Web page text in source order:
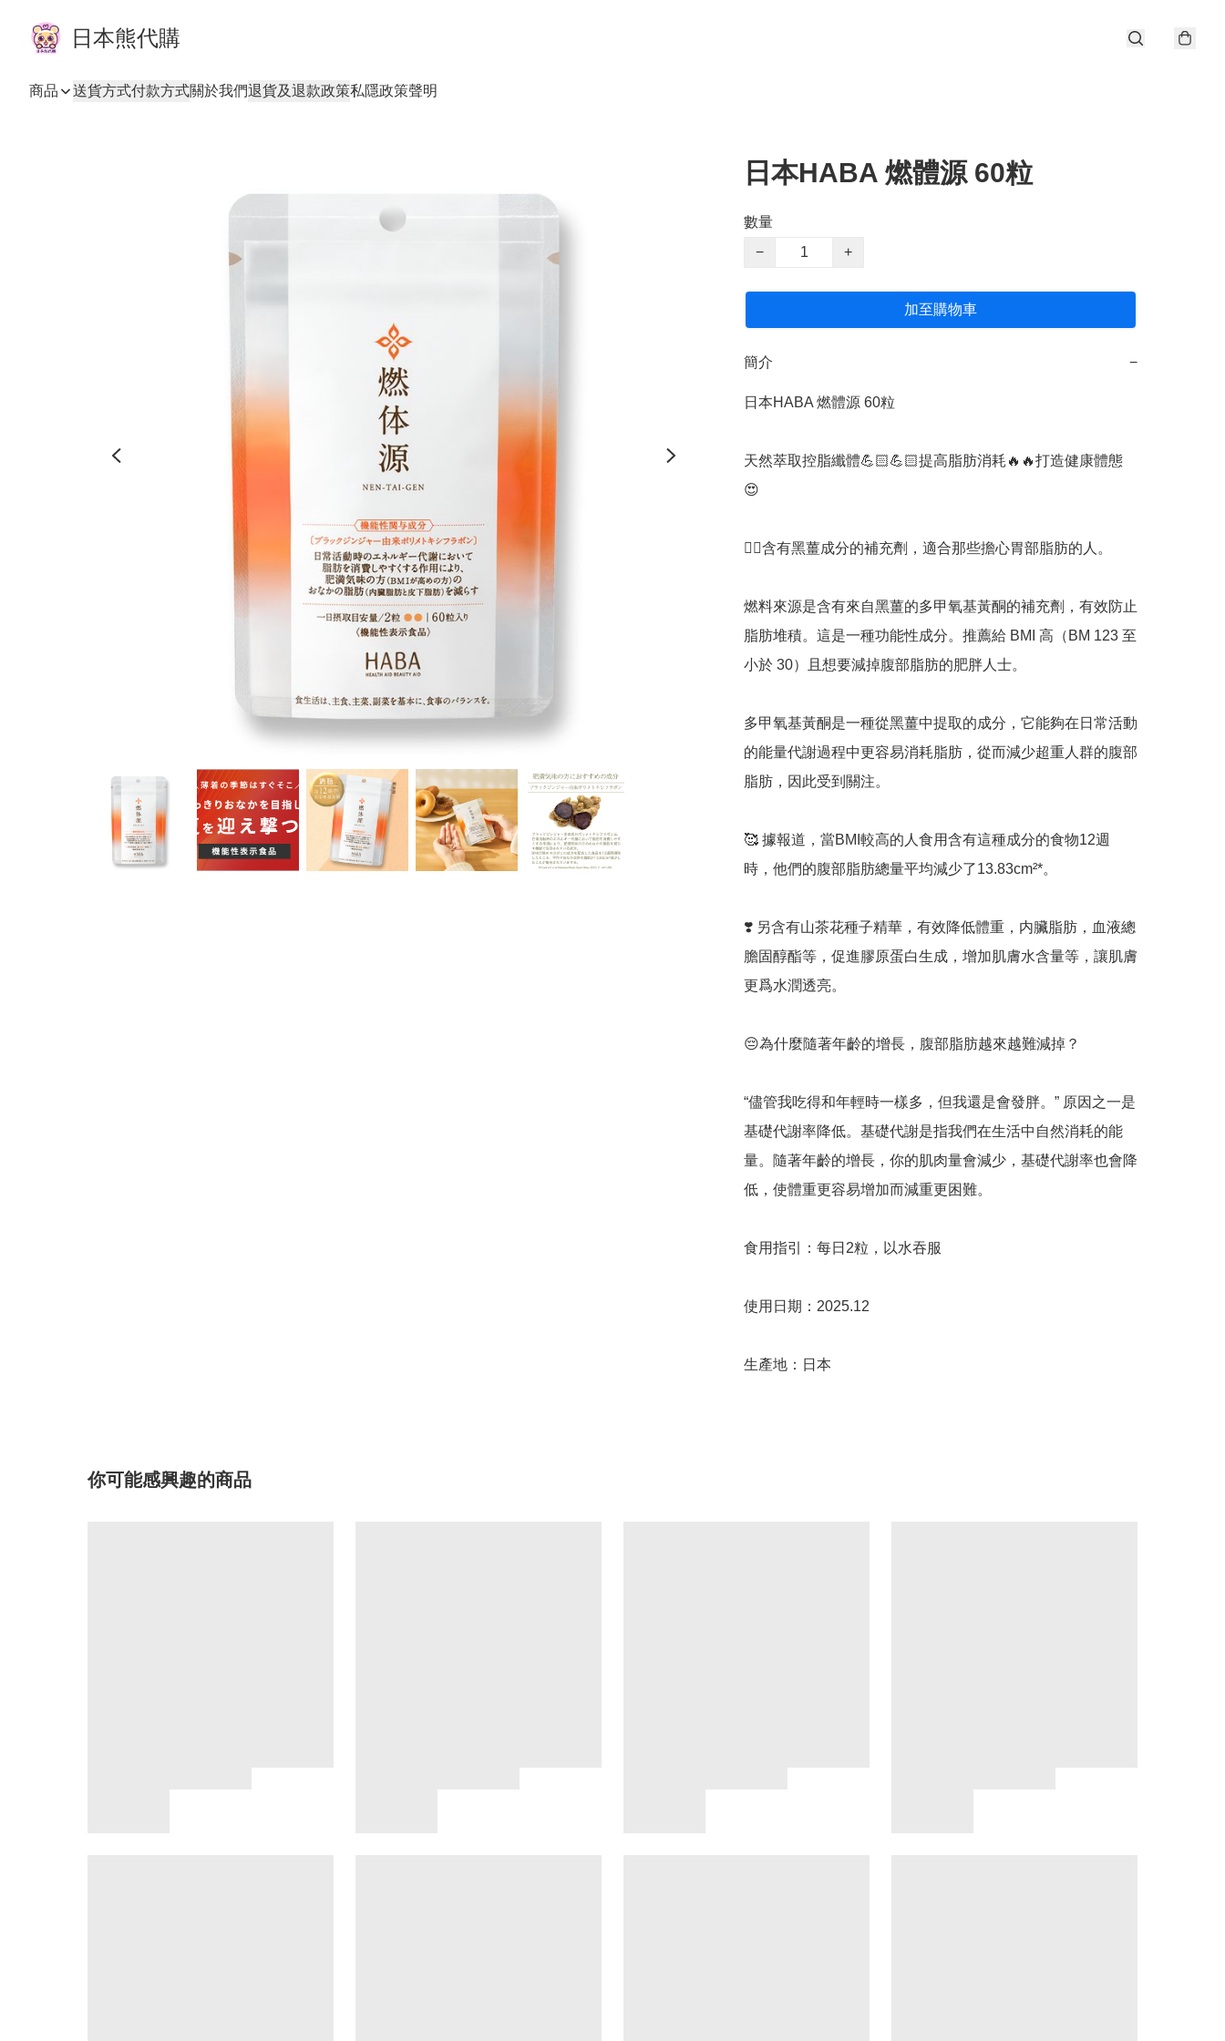
日本熊代購
商品 送貨方式付款方式關於我們退貨及退款政策私隱政策聲明
日本HABA 燃體源 60粒
數量
−
+
加至購物車
簡介 −
日本HABA 燃體源 60粒
天然萃取控脂纖體💪🏻💪🏻提高脂肪消耗🔥🔥打造健康體態
😍
👉🏻含有黑薑成分的補充劑，適合那些擔心胃部脂肪的人。
燃料來源是含有來自黑薑的多甲氧基黃酮的補充劑，有效防止
脂肪堆積。這是一種功能性成分。推薦給 BMI 高（BM 123 至
小於 30）且想要減掉腹部脂肪的肥胖人士。
多甲氧基黃酮是一種從黑薑中提取的成分，它能夠在日常活動
的能量代謝過程中更容易消耗脂肪，從而減少超重人群的腹部
脂肪，因此受到關注。
🥰 據報道，當BMI較高的人食用含有這種成分的食物12週
時，他們的腹部脂肪總量平均減少了13.83cm²*。
❣️ 另含有山茶花種子精華，有效降低體重，内臟脂肪，血液總
膽固醇酯等，促進膠原蛋白生成，增加肌膚水含量等，讓肌膚
更爲水潤透亮。
😔為什麼隨著年齡的增長，腹部脂肪越來越難減掉？
“儘管我吃得和年輕時一樣多，但我還是會發胖。” 原因之一是
基礎代謝率降低。基礎代謝是指我們在生活中自然消耗的能
量。隨著年齡的增長，你的肌肉量會減少，基礎代謝率也會降
低，使體重更容易增加而減重更困難。
食用指引：每日2粒，以水吞服
使用日期：2025.12
生產地：日本
你可能感興趣的商品